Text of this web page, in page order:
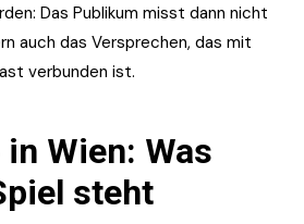
Das Publikum misst dann nicht
auch das Versprechen, das mit
verbunden ist.
in Wien: Was
steht